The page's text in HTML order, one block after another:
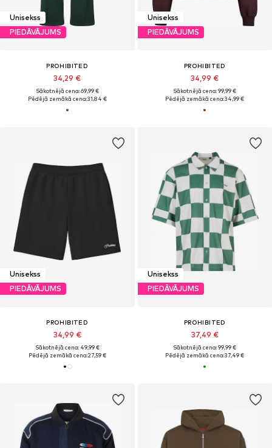
Unisekss
PIEDĀVĀJUMS
PROHIBITED
34,29 €
Sākotnējā cena: 69,99 €
Pēdējā zemākā cena:31,84 €
Unisekss
PIEDĀVĀJUMS
PROHIBITED
34,99 €
Sākotnējā cena: 99,99 €
Pēdējā zemākā cena:34,99 €
Unisekss
PIEDĀVĀJUMS
PROHIBITED
34,99 €
Sākotnējā cena: 49,99 €
Pēdējā zemākā cena:27,59 €
Unisekss
PIEDĀVĀJUMS
PROHIBITED
37,49 €
Sākotnējā cena: 99,99 €
Pēdējā zemākā cena:37,49 €